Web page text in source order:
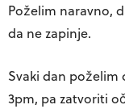
Poželim naravno,
da ne zapinje.
Svaki dan poželim
3pm, pa zatvoriti